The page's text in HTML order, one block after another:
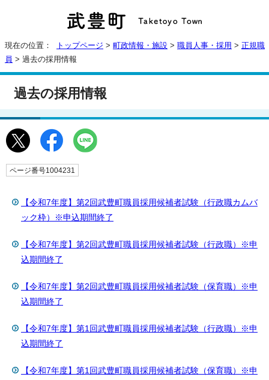
現在の位置： トップページ > 町政情報・施設 > 職員人事・採用 > 正規職
員 > 過去の採用情報
過去の採用情報
ページ番号1004231
【令和7年度】第2回武豊町職員採用候補者試験（行政職カムバ
ック枠）※申込期間終了
【令和7年度】第2回武豊町職員採用候補者試験（行政職）※申
込期間終了
【令和7年度】第2回武豊町職員採用候補者試験（保育職）※申
込期間終了
【令和7年度】第1回武豊町職員採用候補者試験（行政職）※申
込期間終了
【令和7年度】第1回武豊町職員採用候補者試験（保育職）※申